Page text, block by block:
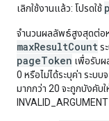
เลิกใช้งานแล้ว: โปรดใช้
จำนวนผลลัพธ์สูงสุดต่อ
maxResultCountร
pageToken เพื่อรับผ
0 หรือไม่ได้ระบุค่า ระบ
มากกว่า 20 จะถูกบังคับ
INVALID_ARGUMENT